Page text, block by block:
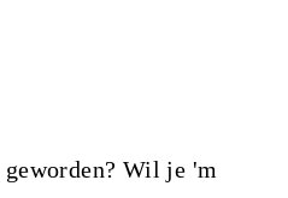
Wil je 'm